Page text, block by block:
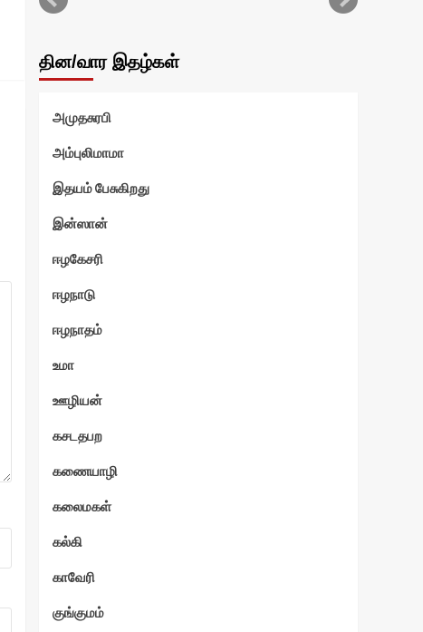
தின/வார இதழ்கள்
அமுதசுரபி
அம்புலிமாமா
இதயம் பேசுகிறது
இன்ஸான்
ஈழகேசரி
ஈழநாடு
ஈழநாதம்
உமா
ஊழியன்
கசடதபற
கணையாழி
கலைமகள்
கல்கி
காவேரி
குங்குமம்